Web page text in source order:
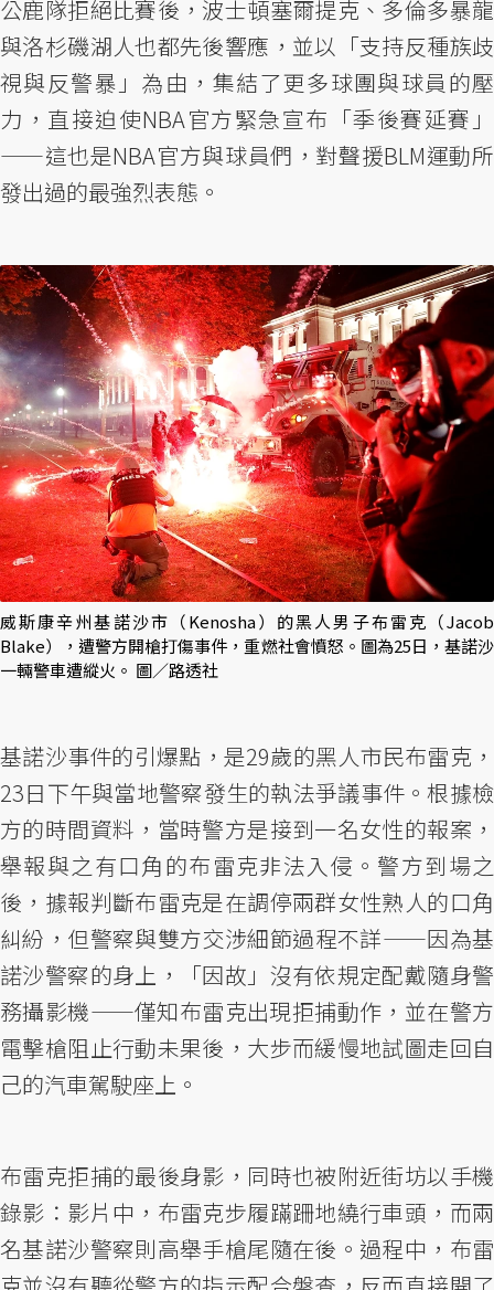
公鹿隊拒絕比賽後，波士頓塞爾提克、多倫多暴龍
與洛杉磯湖人也都先後響應，並以「支持反種族歧
視與反警暴」為由，集結了更多球團與球員的壓
力，直接迫使NBA官方緊急宣布「季後賽延賽」
——這也是NBA官方與球員們，對聲援BLM運動所
發出過的最強烈表態。
威斯康辛州基諾沙市（Kenosha）的黑人男子布雷克（Jacob
Blake），遭警方開槍打傷事件，重燃社會憤怒。圖為25日，基諾沙
一輛警車遭縱火。 圖／路透社
基諾沙事件的引爆點，是29歲的黑人市民布雷克，
23日下午與當地警察發生的執法爭議事件。根據檢
方的時間資料，當時警方是接到一名女性的報案，
舉報與之有口角的布雷克非法入侵。警方到場之
後，據報判斷布雷克是在調停兩群女性熟人的口角
糾紛，但警察與雙方交涉細節過程不詳——因為基
諾沙警察的身上，「因故」沒有依規定配戴隨身警
務攝影機——僅知布雷克出現拒捕動作，並在警方
電擊槍阻止行動未果後，大步而緩慢地試圖走回自
己的汽車駕駛座上。
布雷克拒捕的最後身影，同時也被附近街坊以手機
錄影：影片中，布雷克步履蹣跚地繞行車頭，而兩
名基諾沙警察則高舉手槍尾隨在後。過程中，布雷